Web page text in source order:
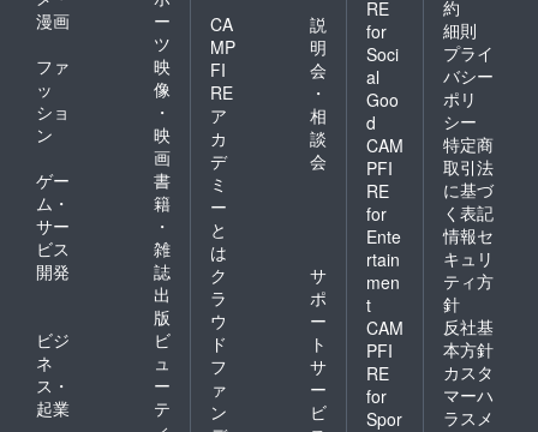
漫画
ー
ツ
ファ
ッ
ショ
ン
映
像
・
映
画
ゲー
ム・
サー
ビス
開発
書
籍
・
雑
誌
出
版
ビジ
ネ
ス・
起業
ビ
ュ
ー
テ
CA
MP
FI
RE
ア
カ
デ
ミ
ー
と
は
説
明
会
・
相
談
会
ク
ラ
ウ
ド
フ
ァ
ン
サ
ポ
ー
ト
サ
ー
ビ
RE
for
Soci
al
Goo
d
CAM
PFI
RE
for
Ente
rtain
men
t
CAM
PFI
RE
for
Spor
約
細則
プライ
バシー
ポリ
シー
特定商
取引法
に基づ
く表記
情報セ
キュリ
ティ方
針
反社基
本方針
カスタ
マーハ
ラスメ